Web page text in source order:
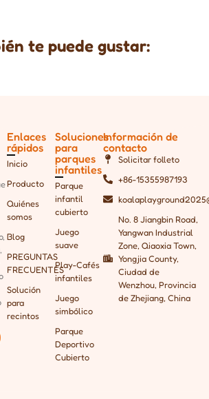
te puede gustar:
Enlaces
rápidos
Inicio
Producto
Quiénes
somos
Blog
PREGUNTAS
FRECUENTES
Solución
para
recintos
Soluciones
para
parques
infantiles
Parque
infantil
cubierto
Juego
suave
Play-Cafés
infantiles
Juego
simbólico
Parque
Deportivo
Cubierto
Información de
contacto
Solicitar folleto
+86-15355987193
No. 8 Jiangbin Road,
Yangwan Industrial
Zone, Qiaoxia Town,
Yongjia County,
Ciudad de
Wenzhou, Provincia
de Zhejiang, China